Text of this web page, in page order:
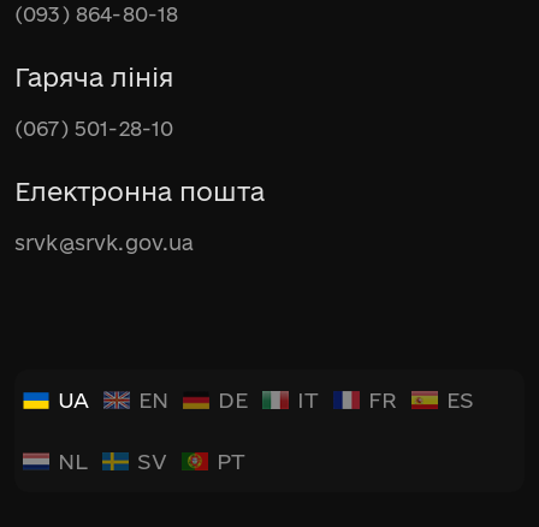
(093) 864-80-18
Гаряча лінія
(067) 501-28-10
Електронна пошта
srvk@srvk.gov.ua
UA EN DE IT FR ES
NL SV PT